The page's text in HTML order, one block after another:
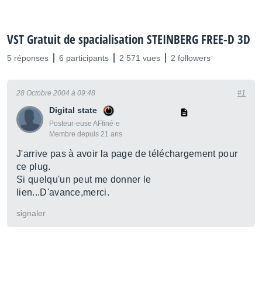
VST Gratuit de spacialisation STEINBERG FREE-D 3D
5 réponses 6 participants 2 571 vues 2 followers
Digital state
Posteur·euse AFfiné·e
Membre depuis 21 ans
28 Octobre 2004 à 09:48 #1
J'arrive pas à avoir la page de téléchargement pour
ce plug.
Si quelqu'un peut me donner le
lien...D'avance,merci.
signaler